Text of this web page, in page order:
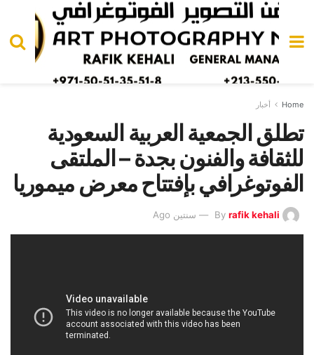
Home أخبار
تطلق الجمعية العربية السعودية
للثقافة والفنون بجدة – الملتقى
الفوتوغرافي بإفتتاح معرض ميموريا
By rafik kehali سنتين Ago